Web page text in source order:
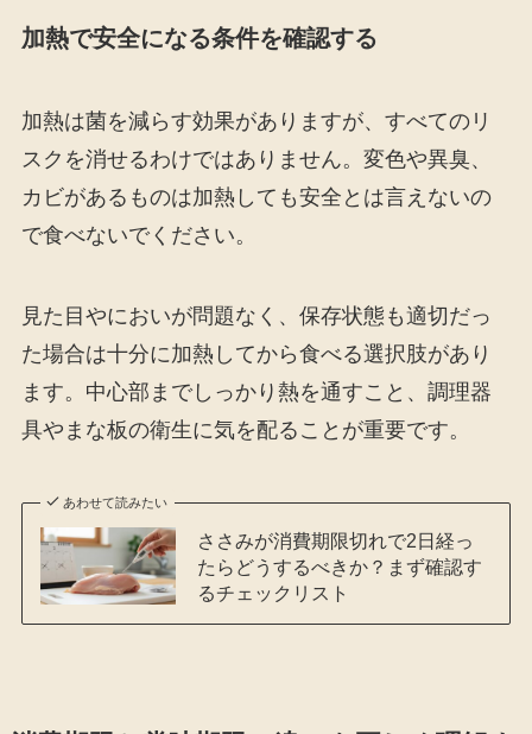
加熱で安全になる条件を確認する
加熱は菌を減らす効果がありますが、すべてのリ
スクを消せるわけではありません。変色や異臭、
カビがあるものは加熱しても安全とは言えないの
で食べないでください。
見た目やにおいが問題なく、保存状態も適切だっ
た場合は十分に加熱してから食べる選択肢があり
ます。中心部までしっかり熱を通すこと、調理器
具やまな板の衛生に気を配ることが重要です。
あわせて読みたい
ささみが消費期限切れで2日経っ
たらどうするべきか？まず確認す
るチェックリスト